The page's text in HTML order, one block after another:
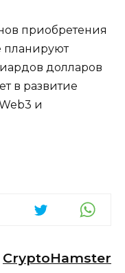
приобретения
планируют
долларов
в развитие
и
CryptoHamster